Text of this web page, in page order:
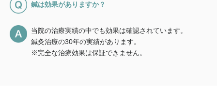
鍼は効果がありますか？
当院の治療実績の中でも効果は確認されています。
鍼灸治療の30年の実績があります。
※完全な治療効果は保証できません。